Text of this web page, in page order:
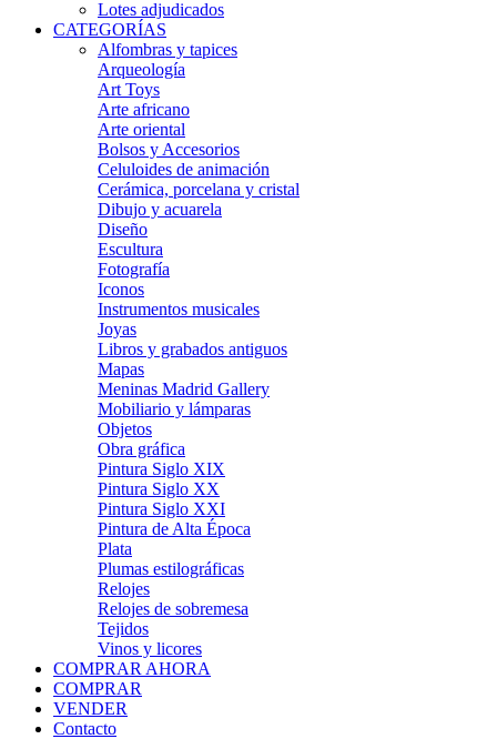
Lotes adjudicados
CATEGORÍAS
Alfombras y tapices
Arqueología
Art Toys
Arte africano
Arte oriental
Bolsos y Accesorios
Celuloides de animación
Cerámica, porcelana y cristal
Dibujo y acuarela
Diseño
Escultura
Fotografía
Iconos
Instrumentos musicales
Joyas
Libros y grabados antiguos
Mapas
Meninas Madrid Gallery
Mobiliario y lámparas
Objetos
Obra gráfica
Pintura Siglo XIX
Pintura Siglo XX
Pintura Siglo XXI
Pintura de Alta Época
Plata
Plumas estilográficas
Relojes
Relojes de sobremesa
Tejidos
Vinos y licores
COMPRAR AHORA
COMPRAR
VENDER
Contacto